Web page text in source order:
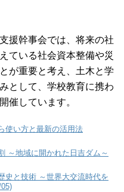
援幹事会では、将来の社
ている社会資本整備や災
が重要と考え、土木と学
として、学校教育に携わ
催しています。
使い方と最新の活用法
～地域に開かれた日吉ダム～
史と技術 ～世界大交流時代を